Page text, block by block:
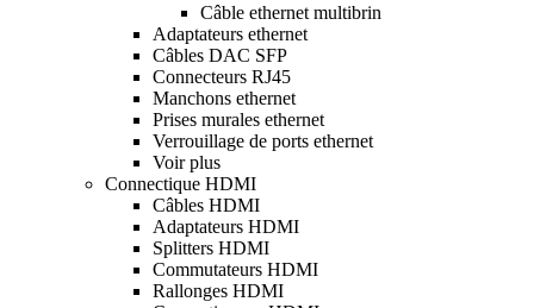
Câble ethernet multibrin
Adaptateurs ethernet
Câbles DAC SFP
Connecteurs RJ45
Manchons ethernet
Prises murales ethernet
Verrouillage de ports ethernet
Voir plus
Connectique HDMI
Câbles HDMI
Adaptateurs HDMI
Splitters HDMI
Commutateurs HDMI
Rallonges HDMI